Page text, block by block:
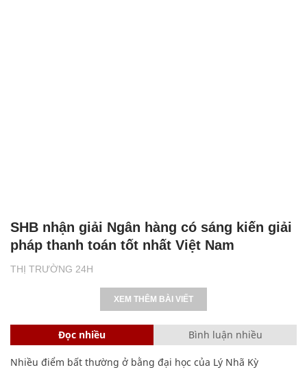
THỊ TRƯỜNG 24H
SHB nhận giải Ngân hàng có sáng kiến giải
pháp thanh toán tốt nhất Việt Nam
XEM THÊM BÀI VIẾT
Đọc nhiều Bình luận nhiều
Nhiều điểm bất thường ở bằng đại học của Lý Nhã Kỳ